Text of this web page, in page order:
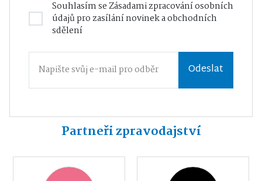
Souhlasím seZásadami zpracování osobních
údajůpro zasílání novinek a obchodních
sdělení
Odeslat
Partneři zpravodajství